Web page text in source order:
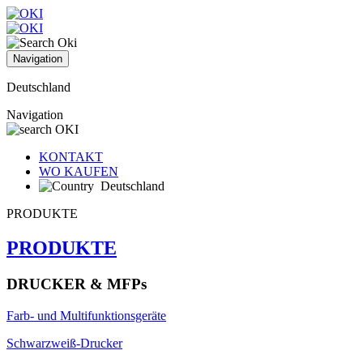
Navigation
Deutschland
Navigation
KONTAKT
WO KAUFEN
Deutschland
PRODUKTE
PRODUKTE
DRUCKER & MFPs
Farb- und Multifunktionsgeräte
Schwarzweiß-Drucker